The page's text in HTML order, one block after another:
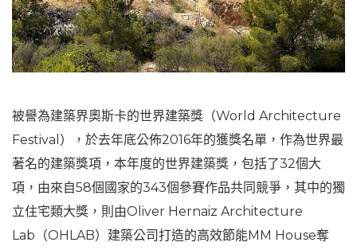
被譽為建築界奧斯卡的世界建築獎（World Architecture
Festival），於去年底公佈2016年的獲獎名單，作為世界最
著名的建築獎項，本年度的世界建築獎，包括了32個大
項，由來自58個國家的343個參賽作品共同競爭，其中的獨
立住宅類大獎，則由Oliver Hernaiz Architecture
Lab（OHLAB）建築公司打造的高效節能MM House奪